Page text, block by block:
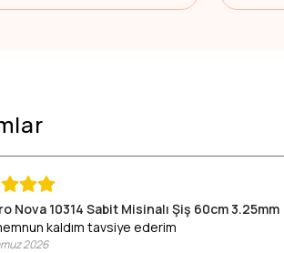
Nova 10314 Sabit Misinalı Şiş 60cm 3.25mm
kaldım tavsiye ederim
2026